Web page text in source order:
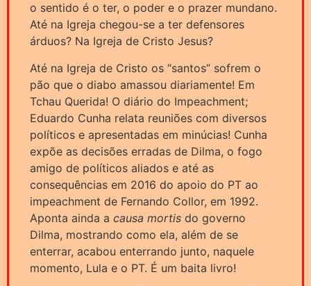
o sentido é o ter, o poder e o prazer mundano.
Até na Igreja chegou-se a ter defensores
árduos? Na Igreja de Cristo Jesus?
Até na Igreja de Cristo os “santos” sofrem o
pão que o diabo amassou diariamente! Em
Tchau Querida! O diário do Impeachment;
Eduardo Cunha relata reuniões com diversos
políticos e apresentadas em minúcias! Cunha
expõe as decisões erradas de Dilma, o fogo
amigo de políticos aliados e até as
consequências em 2016 do apoio do PT ao
impeachment de Fernando Collor, em 1992.
Aponta ainda a causa mortis do governo
Dilma, mostrando como ela, além de se
enterrar, acabou enterrando junto, naquele
momento, Lula e o PT. É um baita livro!